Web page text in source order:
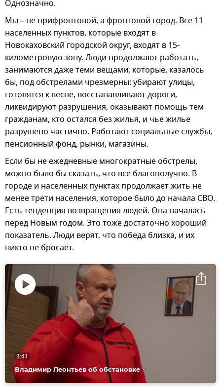
Однозначно.
Мы – не прифронтовой, а фронтовой город. Все 11
населенных пунктов, которые входят в
Новокаховский городской округ, входят в 15-
километровую зону. Люди продолжают работать,
занимаются даже теми вещами, которые, казалось
бы, под обстрелами чрезмерны: убирают улицы,
готовятся к весне, восстанавливают дороги,
ликвидируют разрушения, оказывают помощь тем
гражданам, кто остался без жилья, и чье жилье
разрушено частично. Работают социальные службы,
пенсионный фонд, рынки, магазины.
Если бы не ежедневные многократные обстрелы,
можно было бы сказать, что все благополучно. В
городе и населенных пунктах продолжает жить не
менее трети населения, которое было до начала СВО.
Есть тенденция возвращения людей. Она началась
перед Новым годом. Это тоже достаточно хороший
показатель. Люди верят, что победа близка, и их
никто не бросает.
Владимир Леонтьев об обстановке
3:41